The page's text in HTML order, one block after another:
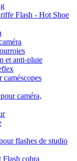
Flash - Hot Shoe
et anti-pluie
caméscopes
caméra,
flashes de studio
Flash cobra